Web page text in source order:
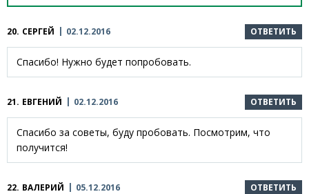
20. СЕРГЕЙ 02.12.2016 ОТВЕТИТЬ
Спасибо! Нужно будет попробовать.
21. ЕВГЕНИЙ 02.12.2016 ОТВЕТИТЬ
Спасибо за советы, буду пробовать. Посмотрим, что
получится!
22. ВАЛЕРИЙ 05.12.2016 ОТВЕТИТЬ